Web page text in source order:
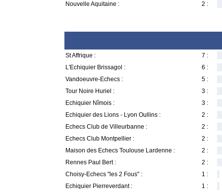
Nouvelle Aquitaine :
2 :
St Affrique :
7 :
L'Echiquier Brissagol :
6 :
Vandoeuvre-Echecs :
5 :
Tour Noire Huriel :
3 :
Echiquier Nîmois :
3 :
Echiquier des Lions - Lyon Oullins :
2 :
Echecs Club de Villeurbanne :
2 :
Echecs Club Montpellier :
2 :
Maison des Echecs Toulouse Lardenne :
2 :
Rennes Paul Bert :
2 :
Choisy-Echecs "les 2 Fous" :
1 :
Echiquier Pierreverdant :
1 :